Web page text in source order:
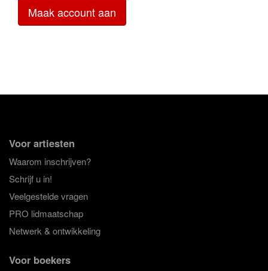
Voor artiesten
Waarom inschrijven?
Schrijf u in!
Veelgestelde vragen
PRO lidmaatschap
Netwerk & ontwikkeling
Voor boekers